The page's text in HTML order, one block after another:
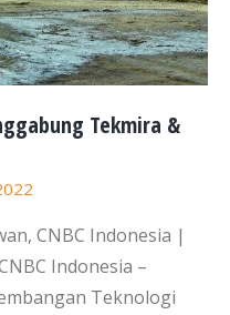
Tekmira &
CNBC Indonesia |
Indonesia –
Teknologi